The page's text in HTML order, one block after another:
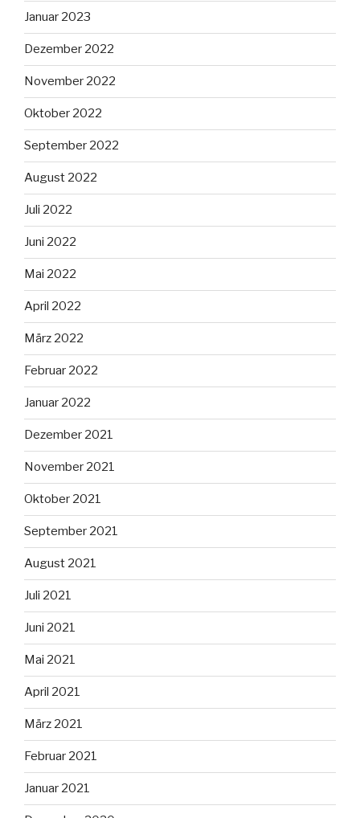
Januar 2023
Dezember 2022
November 2022
Oktober 2022
September 2022
August 2022
Juli 2022
Juni 2022
Mai 2022
April 2022
März 2022
Februar 2022
Januar 2022
Dezember 2021
November 2021
Oktober 2021
September 2021
August 2021
Juli 2021
Juni 2021
Mai 2021
April 2021
März 2021
Februar 2021
Januar 2021